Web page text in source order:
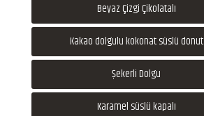
Beyaz Çizgi Çikolatalı
Kakao dolgulu kokonat süslü donut
Şekerli Dolgu
Karamel süslü kapalı